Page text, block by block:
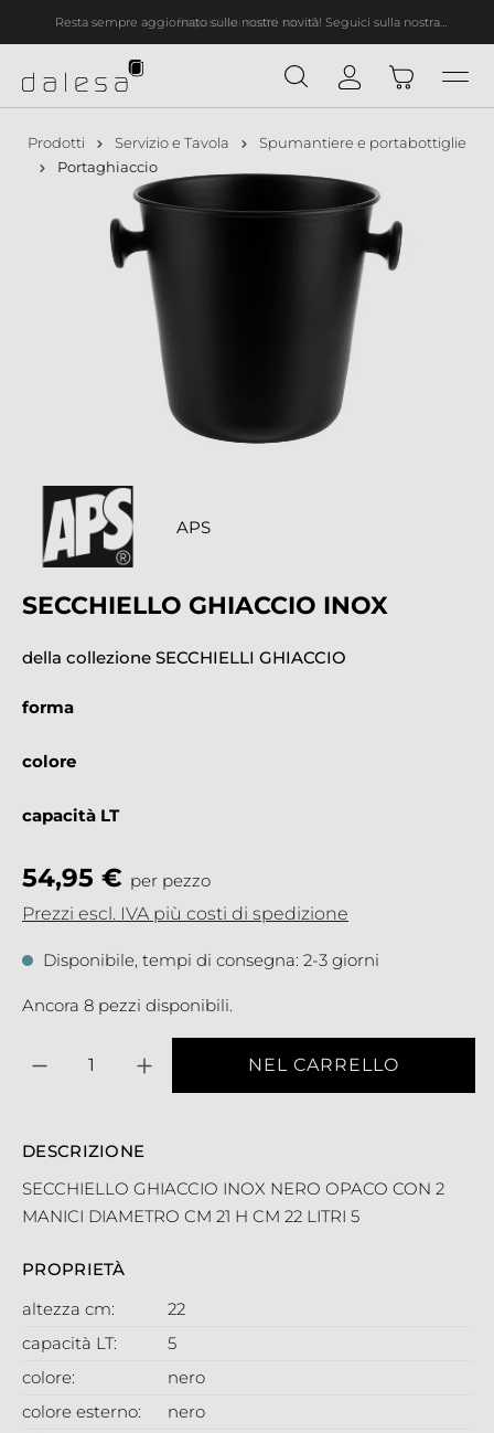
principale
Resta sempre aggiornato sulle nostre novità! Seguici sulla nostra
Prodotti Servizio e Tavola
Spumantiere e portabottiglie
Portaghiaccio
APS
SECCHIELLO GHIACCIO INOX
della collezione SECCHIELLI GHIACCIO
54,95 € per pezzo
Prezzi escl. IVA più costi di spedizione
Disponibile, tempi di consegna: 2-3 giorni
Ancora 8 pezzi disponibili.
forma
colore
capacità LT
NEL CARRELLO
DESCRIZIONE
SECCHIELLO GHIACCIO INOX NERO OPACO CON 2
MANICI DIAMETRO CM 21 H CM 22 LITRI 5
PROPRIETÀ
altezza cm:
22
capacità LT:
5
colore:
nero
colore esterno:
nero